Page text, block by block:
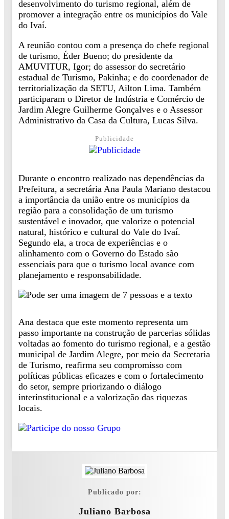
desenvolvimento do turismo regional, além de
promover a integração entre os municípios do Vale
do Ivaí.
A reunião contou com a presença do chefe regional
de turismo, Éder Bueno; do presidente da
AMUVITUR, Igor; do assessor do secretário
estadual de Turismo, Pakinha; e do coordenador de
territorialização da SETU, Ailton Lima. Também
participaram o Diretor de Indústria e Comércio de
Jardim Alegre Guilherme Gonçalves e o Assessor
Administrativo da Casa da Cultura, Lucas Silva.
Publicidade
Durante o encontro realizado nas dependências da
Prefeitura, a secretária Ana Paula Mariano destacou
a importância da união entre os municípios da
região para a consolidação de um turismo
sustentável e inovador, que valorize o potencial
natural, histórico e cultural do Vale do Ivaí.
Segundo ela, a troca de experiências e o
alinhamento com o Governo do Estado são
essenciais para que o turismo local avance com
planejamento e responsabilidade.
Ana destaca que este momento representa um
passo importante na construção de parcerias sólidas
voltadas ao fomento do turismo regional, e a gestão
municipal de Jardim Alegre, por meio da Secretaria
de Turismo, reafirma seu compromisso com
políticas públicas eficazes e com o fortalecimento
do setor, sempre priorizando o diálogo
interinstitucional e a valorização das riquezas
locais.
Publicado por:
Juliano Barbosa